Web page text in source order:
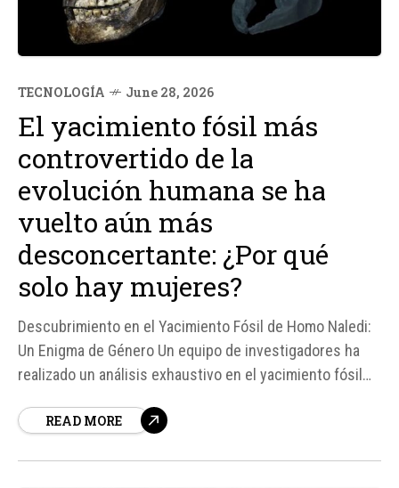
TECNOLOGÍA June 28, 2026
El yacimiento fósil más
controvertido de la
evolución humana se ha
vuelto aún más
desconcertante: ¿Por qué
solo hay mujeres?
Descubrimiento en el Yacimiento Fósil de Homo Naledi:
Un Enigma de Género Un equipo de investigadores ha
realizado un análisis exhaustivo en el yacimiento fósil
descubierto un hecho intrigante: todos los
READ MORE